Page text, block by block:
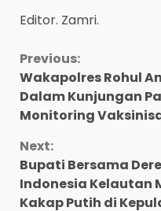
Editor. Zamri.
Continue
Reading
Previous:
Wakapolres Rohul
Dalam Kunjungan
Monitoring
Next:
Bupati Bersama
Indonesia Kelautan
Kakap Putih di